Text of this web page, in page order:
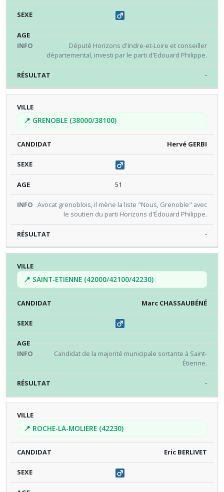
Député Horizons d'Indre-et-Loire et conseiller
départemental, investi par le parti d'Edouard Philippe.
-
📍 GRENOBLE (38000/38100)
Hervé GERBI
51
Avocat grenoblois, il mène la liste "Nous, Grenoble" avec
le soutien du parti Horizons d'Édouard Philippe.
-
📍 SAINT-ETIENNE (42000/42100/42230)
Marc CHASSAUBÉNÉ
Candidat de la majorité municipale sortante à Saint-
Étienne.
-
📍 ROCHE-LA-MOLIERE (42230)
Eric BERLIVET